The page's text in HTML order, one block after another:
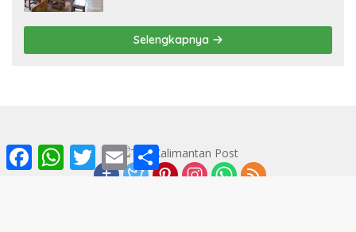
Selengkapnya
W
T
w
i
E
m
a
S
h
a